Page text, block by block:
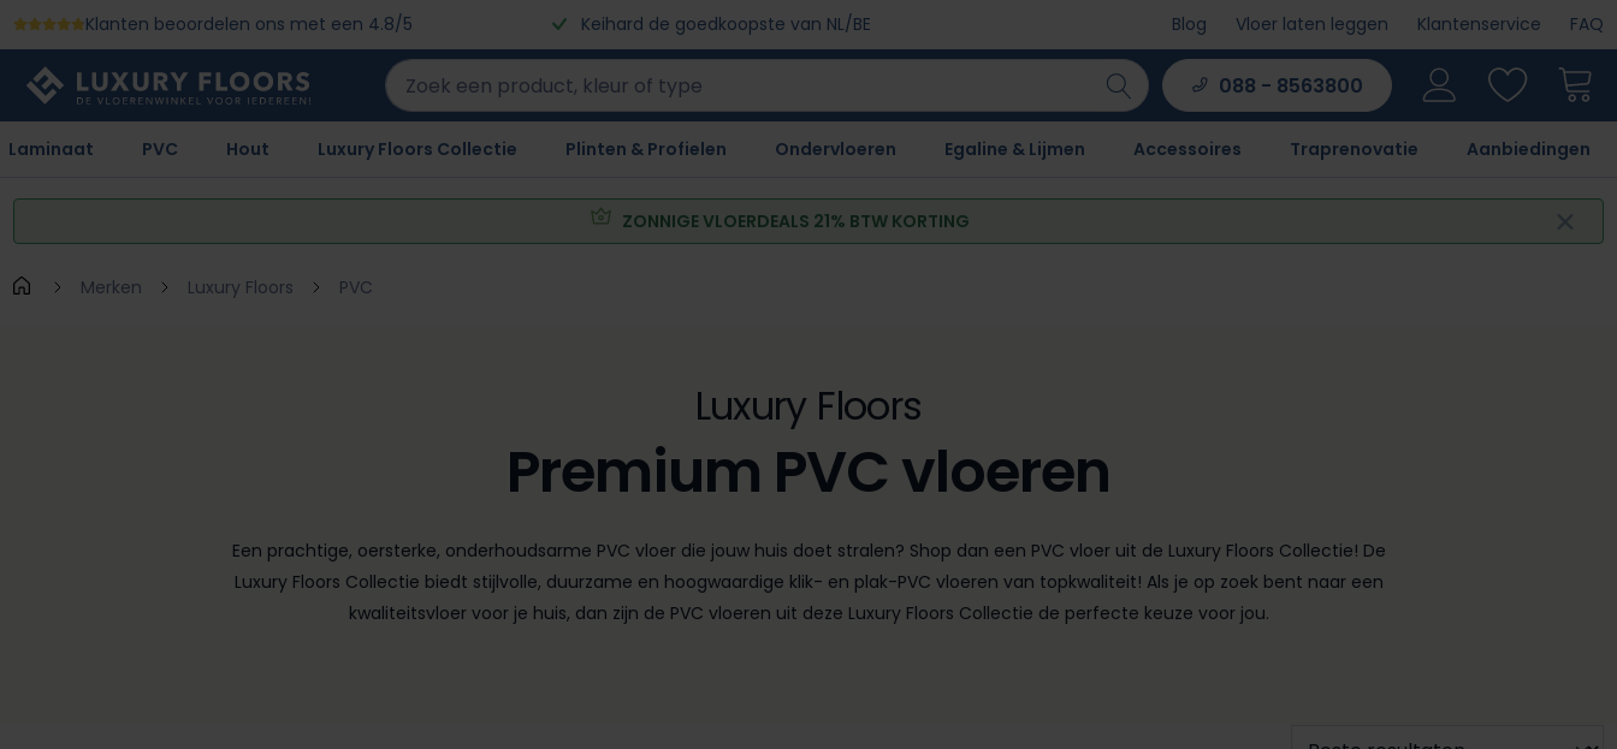
naar de hoofdinhoud
Ga naar de zoekopdracht
Ga naar de hoofdnavigatie
Klanten beoordelen ons met een 4.8/5 Keihard de goedkoopste van NL/BE Blog Vloer laten leggen Klantenservice FAQ
088 - 8563800
Laminaat PVC Hout Luxury Floors Collectie Plinten & Profielen Ondervloeren Egaline & Lijmen Accessoires Traprenovatie Aanbiedingen
ZONNIGE VLOERDEALS 21% BTW KORTING
Merken Luxury Floors PVC
Luxury Floors
Premium PVC vloeren
Een prachtige, oersterke, onderhoudsarme PVC vloer die jouw huis doet stralen? Shop dan een PVC vloer uit de Luxury Floors Collectie! De
Luxury Floors Collectie biedt stijlvolle, duurzame en hoogwaardige klik- en plak-PVC vloeren van topkwaliteit! Als je op zoek bent naar een
kwaliteitsvloer voor je huis, dan zijn de PVC vloeren uit deze Luxury Floors Collectie de perfecte keuze voor jou.